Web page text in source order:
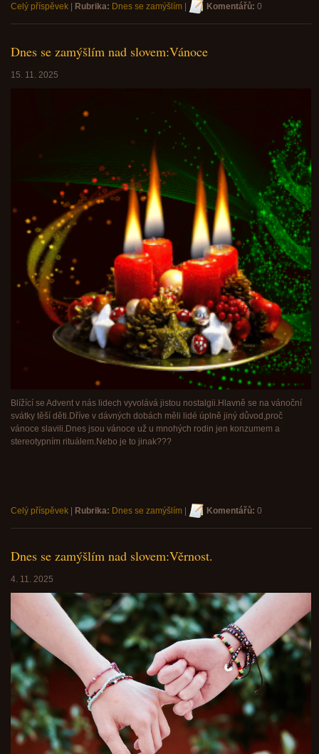
Celý příspěvek | Rubrika: Dnes se zamýšlím | Komentářů: 0
Dnes se zamýšlím nad slovem:Vánoce
15. 11. 2025
Blížící se Advent v nás lidech vyvolává jistou nostalgii.Hlavně se na vánoční
svátky těší děti.Dříve v dávných dobách měli lidé úplně jiný důvod,proč
vánoce slavili.Dnes jsou vánoce už u mnohých rodin jen konzumem a
stereotypním rituálem.Nebo je to jinak???
Celý příspěvek | Rubrika: Dnes se zamýšlím | Komentářů: 0
Dnes se zamýšlím nad slovem:Věrnost.
4. 11. 2025